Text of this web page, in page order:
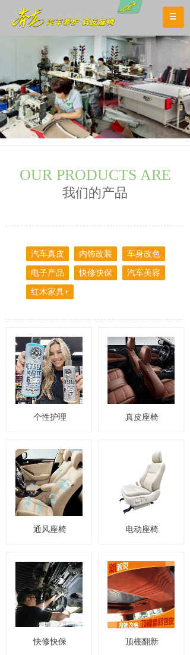
汽车真皮 内饰改装
车身改色
电子产品
快修快保
汽车美容
红木家具+
个性护理 真皮座椅
通风座椅 电动座椅
快修快保 顶棚翻新
OUR PRODUCTS ARE
我们的产品